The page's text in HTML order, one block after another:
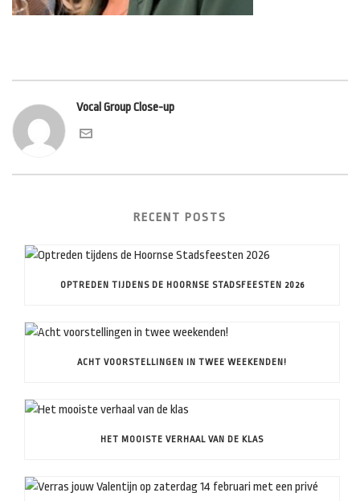
Vocal Group Close-up
RECENT POSTS
OPTREDEN TIJDENS DE HOORNSE STADSFEESTEN 2026
ACHT VOORSTELLINGEN IN TWEE WEEKENDEN!
HET MOOISTE VERHAAL VAN DE KLAS